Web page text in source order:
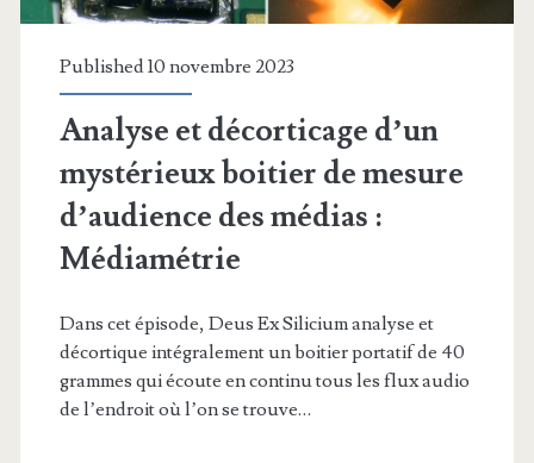
l’envers
?
Published 10 novembre 2023
Analyse et décorticage d’un
mystérieux boitier de mesure
d’audience des médias :
Médiamétrie
Dans cet épisode, Deus Ex Silicium analyse et
décortique intégralement un boitier portatif de 40
grammes qui écoute en continu tous les flux audio
de l’endroit où l’on se trouve…